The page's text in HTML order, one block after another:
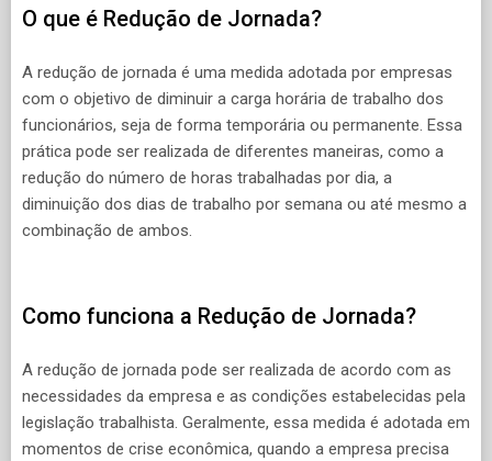
O que é Redução de Jornada?
A redução de jornada é uma medida adotada por empresas
com o objetivo de diminuir a carga horária de trabalho dos
funcionários, seja de forma temporária ou permanente. Essa
prática pode ser realizada de diferentes maneiras, como a
redução do número de horas trabalhadas por dia, a
diminuição dos dias de trabalho por semana ou até mesmo a
combinação de ambos.
Como funciona a Redução de Jornada?
A redução de jornada pode ser realizada de acordo com as
necessidades da empresa e as condições estabelecidas pela
legislação trabalhista. Geralmente, essa medida é adotada em
momentos de crise econômica, quando a empresa precisa